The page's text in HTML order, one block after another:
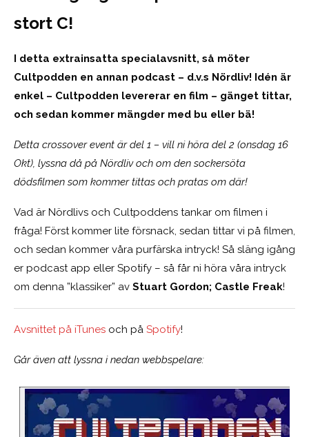
stort C!
I detta extrainsatta specialavsnitt, så möter
Cultpodden en annan podcast – d.v.s Nördliv! Idén är
enkel – Cultpodden levererar en film – gänget tittar,
och sedan kommer mängder med bu eller bä!
Detta crossover event är del 1 – vill ni höra del 2 (onsdag 16
Okt), lyssna då på Nördliv och om den sockersöta
dödsfilmen som kommer tittas och pratas om där!
Vad är Nördlivs och Cultpoddens tankar om filmen i
fråga! Först kommer lite försnack, sedan tittar vi på filmen,
och sedan kommer våra purfärska intryck! Så släng igång
er podcast app eller Spotify – så får ni höra våra intryck
om denna ”klassiker” av Stuart Gordon; Castle Freak!
Avsnittet på iTunes och på Spotify!
Går även att lyssna i nedan webbspelare: